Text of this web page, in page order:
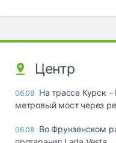
Центр
06.08 На трассе Курск
метровый мост через
06.08 Во Фрунзенском